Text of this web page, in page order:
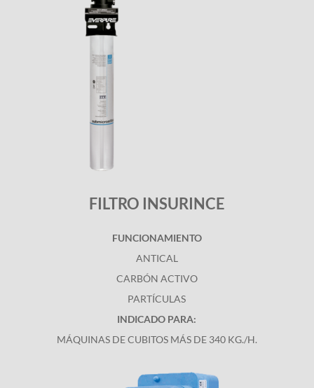
FILTRO INSURINCE
FUNCIONAMIENTO
ANTICAL
CARBÓN ACTIVO
PARTÍCULAS
INDICADO PARA:
MÁQUINAS DE CUBITOS MÁS DE 340 KG./H.